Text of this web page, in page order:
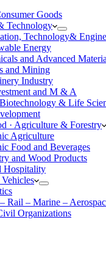
Goods
Technology
Technology&
Energy
and Advanced
and Mining
Industry
and M & A
& Life
· Agriculture & Forestry
Agriculture
Food and Beverages
and Wood Products
Hospitality
Rail – Marine –
Organizations